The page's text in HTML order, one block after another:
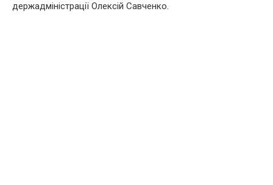
держадміністрації Олексій Савченко.